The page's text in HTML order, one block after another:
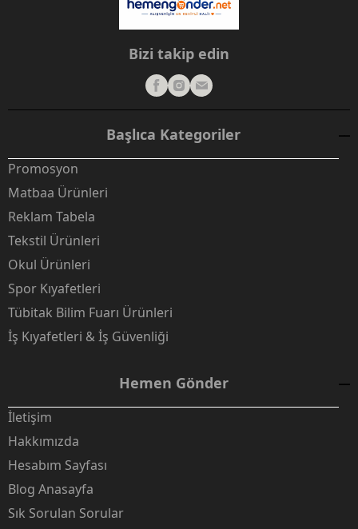
Bizi takip edin
Başlıca Kategoriler
Promosyon
Matbaa Ürünleri
Reklam Tabela
Tekstil Ürünleri
Okul Ürünleri
Spor Kıyafetleri
Tübitak Bilim Fuarı Ürünleri
İş Kıyafetleri & İş Güvenliği
Hemen Gönder
İletişim
Hakkımızda
Hesabım Sayfası
Blog Anasayfa
Sık Sorulan Sorular